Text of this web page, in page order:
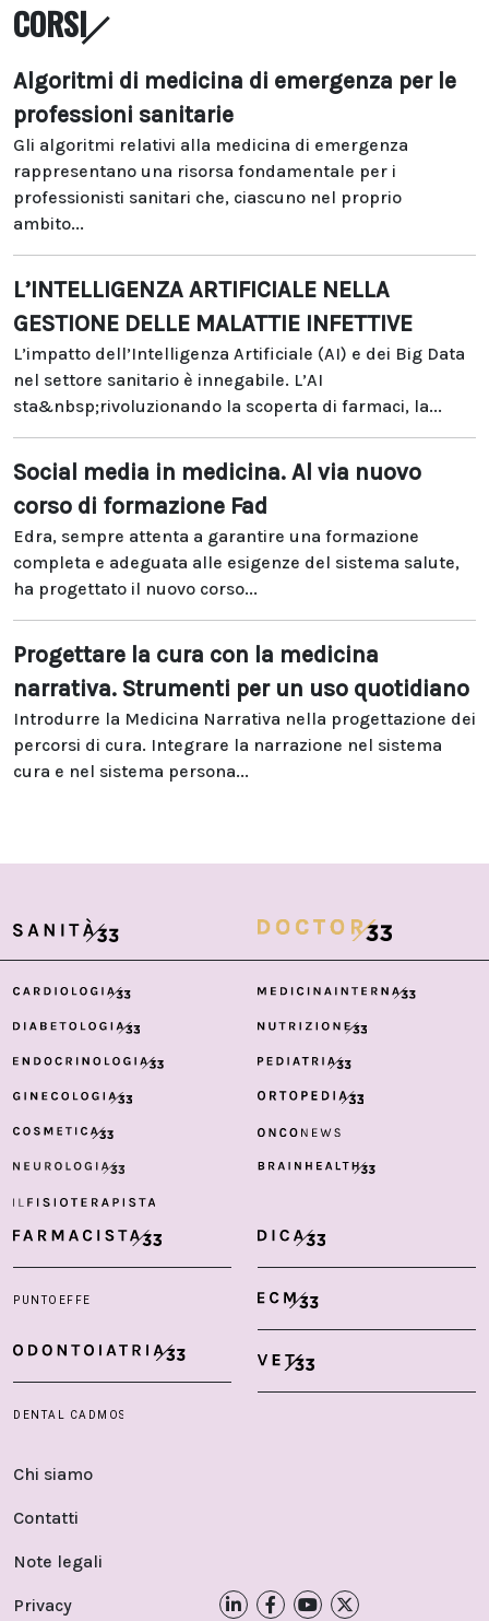
CORSI
Algoritmi di medicina di emergenza per le
professioni sanitarie
Gli algoritmi relativi alla medicina di emergenza
rappresentano una risorsa fondamentale per i
professionisti sanitari che, ciascuno nel proprio
ambito...
L’INTELLIGENZA ARTIFICIALE NELLA
GESTIONE DELLE MALATTIE INFETTIVE
L’impatto dell’Intelligenza Artificiale (AI) e dei Big Data
nel settore sanitario è innegabile. L’AI
sta&nbsp;rivoluzionando la scoperta di farmaci, la...
Social media in medicina. Al via nuovo
corso di formazione Fad
Edra, sempre attenta a garantire una formazione
completa e adeguata alle esigenze del sistema salute,
ha progettato il nuovo corso...
Progettare la cura con la medicina
narrativa. Strumenti per un uso quotidiano
Introdurre la Medicina Narrativa nella progettazione dei
percorsi di cura. Integrare la narrazione nel sistema
cura e nel sistema persona...
Chi siamo
Contatti
Note legali
Privacy